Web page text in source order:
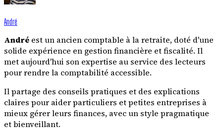
André
André est un ancien comptable à la retraite, doté d'une
solide expérience en gestion financière et fiscalité. Il
met aujourd'hui son expertise au service des lecteurs
pour rendre la comptabilité accessible.
Il partage des conseils pratiques et des explications
claires pour aider particuliers et petites entreprises à
mieux gérer leurs finances, avec un style pragmatique
et bienveillant.